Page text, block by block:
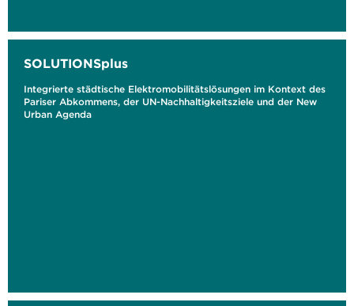
SOLUTIONSplus
Integrierte städtische Elektromobilitätslösungen im Kontext des
Pariser Abkommens, der UN-Nachhaltigkeitsziele und der New
Urban Agenda